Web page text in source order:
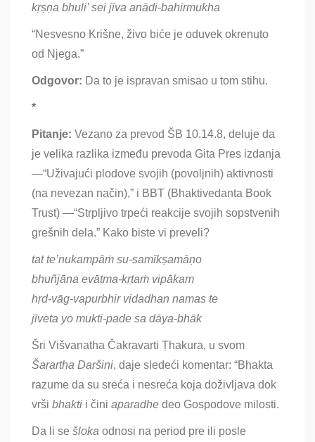
kṛṣṇa bhuli’ sei jīva anādi-bahirmukha
“Nesvesno Krišne, živo biće je oduvek okrenuto
od Njega.”
Odgovor: Da to je ispravan smisao u tom stihu.
*
Pitanje: Vezano za prevod ŠB 10.14.8, deluje da
je velika razlika između prevoda Gita Pres izdanja
—“Uživajući plodove svojih (povoljnih) aktivnosti
(na nevezan način),” i BBT (Bhaktivedanta Book
Trust) —“Strpljivo trpeći reakcije svojih sopstvenih
grešnih dela.” Kako biste vi preveli?
tat te’nukampāṁ su-samīkṣamāṇo
bhuñjāna evātma-kṛtaṁ vipākam
hṛd-vāg-vapurbhir vidadhan namas te
jīveta yo mukti-pade sa dāya-bhāk
Šri Višvanatha Čakravarti Ṭhakura, u svom
Šarartha Daršini, daje sledeći komentar: “Bhakta
razume da su sreća i nesreća koja doživljava dok
vrši bhakti i čini aparadhe deo Gospodove milosti.
Da li se šloka odnosi na period pre ili posle